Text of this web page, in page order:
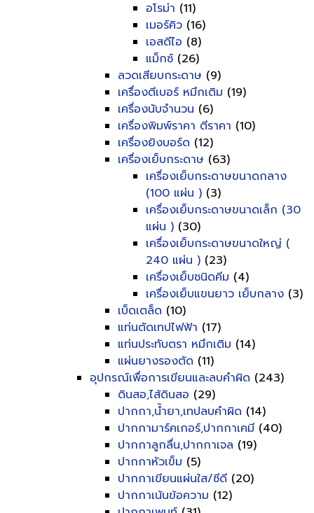
อโรม่า (11)
เมอร์คิว (16)
เอสดีไอ (8)
แม็กซ์ (26)
ลวดเสียบกระดาษ (9)
เครื่องตีเบอร์ หมึกเติม (19)
เครื่องนับจำนวน (6)
เครื่องพิมพ์ราคา ตีราคา (10)
เครื่องยิงบอร์ด (12)
เครื่องเย็บกระดาษ (63)
เครื่องเย็บกระดาษขนาดกลาง
(100 แผ่น ) (3)
เครื่องเย็บกระดาษขนาดเล็ก (30
แผ่น ) (30)
เครื่องเย็บกระดาษขนาดใหญ่ (
240 แผ่น ) (23)
เครื่องเย็บชนิดคีม (4)
เครื่องเย็บแขนยาว เย็บกลาง (3)
เบ็ดเตล็ด (10)
แท่นตัดเทปไฟฟ้า (17)
แท่นประทับตรา หมึกเติม (14)
แผ่นยางรองตัด (11)
อุปกรณ์เพื่อการเขียนและลบคำผิด (243)
ดินสอ,ไส้ดินสอ (29)
ปากกา,น้ำยา,เทปลบคำผิด (14)
ปากกามาร์คเกอร์,ปากกาเคมี (40)
ปากกาลูกลื่น,ปากกาเจล (19)
ปากกาหัวเข็ม (5)
ปากกาเขียนแผ่นใส/ซีดี (20)
ปากกาเน้นข้อความ (12)